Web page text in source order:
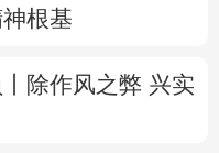
海南
云南 西藏
根基
除作风之弊 兴实